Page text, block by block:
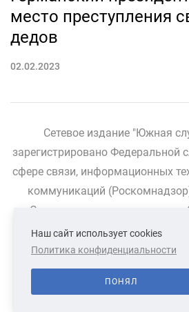
место преступления
дедов
02.02.2023
Сетевое издание "Южная
зарегистрировано Федеральной
сфере связи, информационных
коммуникаций
Свидетельство о
СВЯЗАТЬСЯ С НАМИ
Наш сайт использует cookies
Политика конфиденциальности
ПОНЯЛ